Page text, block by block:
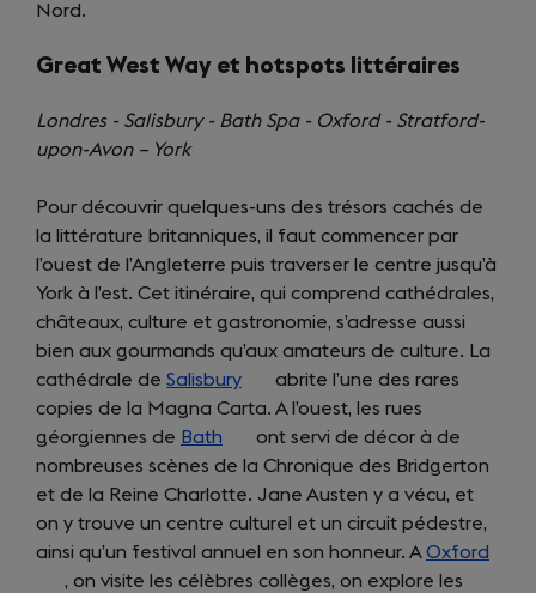
Nord.
Great West Way et hotspots littéraires
Londres - Salisbury - Bath Spa - Oxford - Stratford-
upon-Avon – York
Pour découvrir quelques-uns des trésors cachés de
la littérature britanniques, il faut commencer par
l’ouest de l’Angleterre puis traverser le centre jusqu’à
York à l’est. Cet itinéraire, qui comprend cathédrales,
châteaux, culture et gastronomie, s’adresse aussi
bien aux gourmands qu’aux amateurs de culture. La
cathédrale de Salisbury (opens
in
new
tab)
abrite l’une des rares
copies de la Magna Carta. A l’ouest, les rues
géorgiennes de Bath (opens
in
a
new
tab)
ont servi de décor à de
nombreuses scènes de la Chronique des Bridgerton
et de la Reine Charlotte. Jane Austen y a vécu, et
on y trouve un centre culturel et un circuit pédestre,
ainsi qu’un festival annuel en son honneur. AOxford
, on visite les célèbres collèges, on explore les